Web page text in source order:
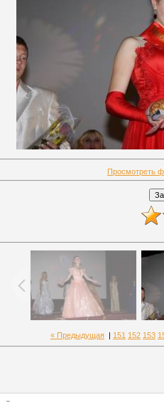
Просмотреть
« Предыдущая 151 152 153